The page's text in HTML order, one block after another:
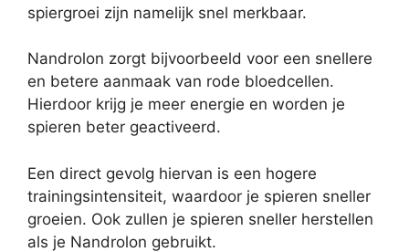
spiergroei zijn namelijk snel merkbaar.
Nandrolon zorgt bijvoorbeeld voor een snellere
en betere aanmaak van rode bloedcellen.
Hierdoor krijg je meer energie en worden je
spieren beter geactiveerd.
Een direct gevolg hiervan is een hogere
trainingsintensiteit, waardoor je spieren sneller
groeien. Ook zullen je spieren sneller herstellen
als je Nandrolon gebruikt.